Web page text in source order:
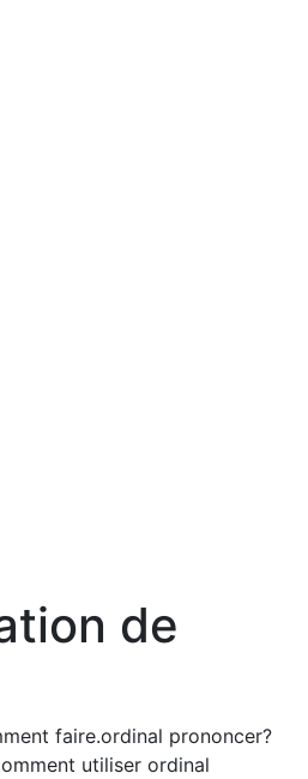
de
faire.ordinal prononcer?
utiliser ordinal